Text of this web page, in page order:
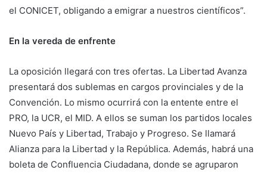
el CONICET, obligando a emigrar a nuestros científicos”.
En la vereda de enfrente
La oposición llegará con tres ofertas. La Libertad Avanza
presentará dos sublemas en cargos provinciales y de la
Convención. Lo mismo ocurrirá con la entente entre el
PRO, la UCR, el MID. A ellos se suman los partidos locales
Nuevo País y Libertad, Trabajo y Progreso. Se llamará
Alianza para la Libertad y la República. Además, habrá una
boleta de Confluencia Ciudadana, donde se agruparon